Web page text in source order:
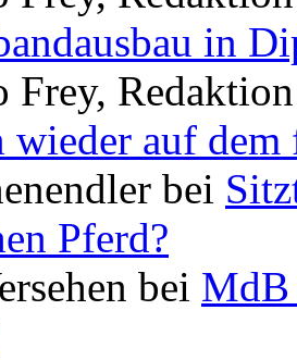
in
Frey,
wieder auf dem
bei
Pferd?
bei MdB